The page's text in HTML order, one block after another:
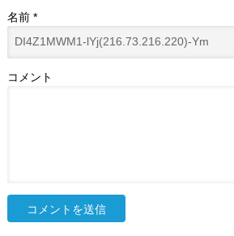
名前 *
コメント